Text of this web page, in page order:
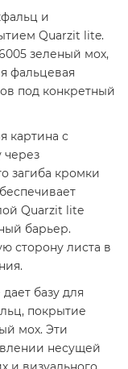
и
Quarzit lite.
зеленый мох,
фальцевая
под конкретный
картина с
через
загиба кромки
Quarzit lite
барьер.
сторону листа в
базу для
покрытие
мох. Эти
несущей